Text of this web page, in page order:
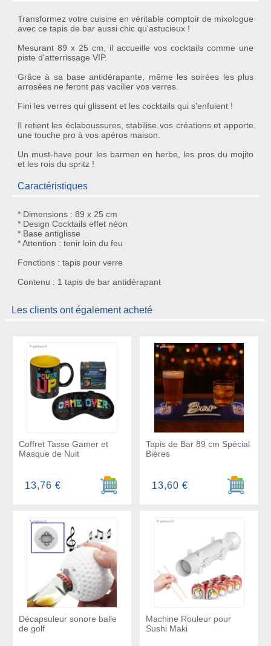
Transformez votre cuisine en véritable comptoir de mixologue
avec ce tapis de baraussi chic qu'astucieux !
Mesurant 89 x 25 cm, il accueille vos cocktails comme une
piste d'atterrissage VIP.
Grâce à sa base antidérapante , même les soirées les plus
arrosées ne feront pas vaciller vos verres.
Fini les verres qui glissent et les cocktails qui s'enfuient !
Il retient les éclaboussures, stabilise vos créations et apporte
une touche pro à vos apéros maison.
Un must-have pour les barmen en herbe, les pros du mojito
et les rois du spritz !
Caractéristiques
* Dimensions : 89 x 25 cm
* Design Cocktails effet néon
* Base antiglisse
* Attention : tenir loin du feu
Fonctions : tapis pour verre
Contenu : 1 tapis de bar antidérapant
Les clients ont également acheté
Coffret Tasse Gamer et
Masque de Nuit
Ajouter au panier
13,76 €
Tapis de Bar 89 cm Spécial
Bières
Ajouter
13,60 €
Décapsuleur sonore balle
de golf
Machine Rouleur pour
Sushi Maki